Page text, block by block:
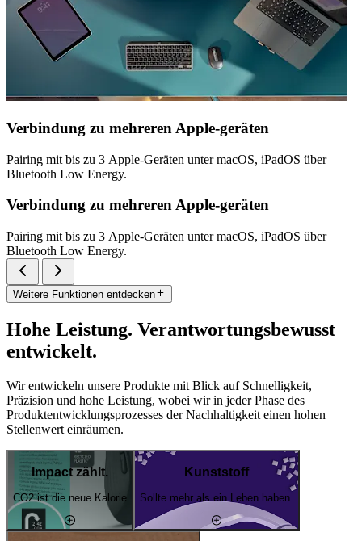
Verbindung zu mehreren Apple-geräten
Pairing mit bis zu 3 Apple-Geräten unter macOS, iPadOS über
Bluetooth Low Energy.
Verbindung zu mehreren Apple-geräten
Pairing mit bis zu 3 Apple-Geräten unter macOS, iPadOS über
Bluetooth Low Energy.
Weitere Funktionen entdecken
Hohe Leistung. Verantwortungsbewusst
entwickelt.
Wir entwickeln unsere Produkte mit Blick auf Schnelligkeit,
Präzision und hohe Leistung, wobei wir in jeder Phase des
Produktentwicklungsprozesses der Nachhaltigkeit einen hohen
Stellenwert einräumen.
Impact zählt.
CO2 ist die neue Kalorie
Kunststoff
Sollte mehr als ein Leben haben.